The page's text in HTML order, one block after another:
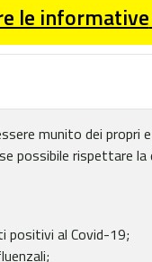
le informative
munito dei propri
possibile rispettare
positivi al Covid-19;